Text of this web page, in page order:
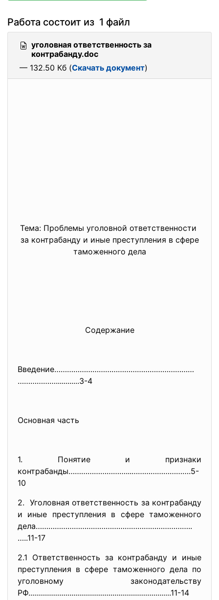
Работа состоит из 1 файл
уголовная ответственность за
контрабанду.doc
— 132.50 Кб (Скачать документ)
Тема: Проблемы уголовной ответственности
за контрабанду и иные преступления в сфере
таможенного дела
Содержание
Введение…………………………………………………………
………………............3-4
Основная часть
1. Понятие и признаки
контрабанды………………………...……………………….5-
10
2. Уголовная ответственность за контрабанду
и иные преступления в сфере таможенного
дела………………………………………………………………..
…..11-17
2.1 Ответственность за контрабанду и иные
преступления в сфере таможенного дела по
уголовному законодательству
РФ.........................................................................11-14